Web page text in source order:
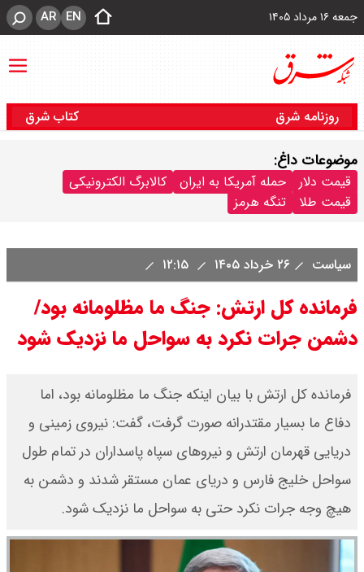
جمعه ۱۶ مرداد ۱۴۰۵ EN
AR
روزنامه شرق کتاب شرق
موضوعات داغ:
قیمت دلار حمله آمریکا به ایران
کالابرگ الکترونیکی
قیمت طلا
تنگه هرمز
سیاست ۲۶ خرداد ۱۴۰۵
فرمانده کل ارتش: جنگ ما مظلومانه بود/
دشمن جرات نکرد به سواحل ما نزدیک شود
فرمانده کل ارتش با بیان اینکه جنگ ما مظلومانه بود، اما
دفاع ما بسیار مقتدرانه صورت گرفت، گفت: نیروی زمینی و
دریایی قهرمان ارتش و نیروهای سپاه پاسداران در تمام طول
سواحل خلیج فارس و دریای عمان مستقر شدند و دشمن به
هیچ وجه جرات نکرد حتی به سواحل ما نزدیک شود.